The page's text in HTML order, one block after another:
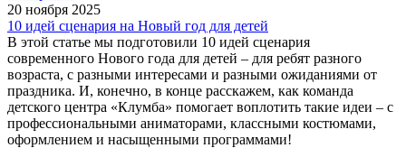
20 ноября 2025
10 идей сценария на Новый год для детей
В этой статье мы подготовили 10 идей сценария
современного Нового года для детей – для ребят разного
возраста, с разными интересами и разными ожиданиями от
праздника. И, конечно, в конце расскажем, как команда
детского центра «Клумба» помогает воплотить такие идеи – с
профессиональными аниматорами, классными костюмами,
оформлением и насыщенными программами!